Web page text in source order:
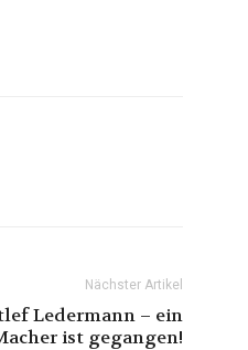
Nächster Artikel
Ledermann – ein
ist gegangen!